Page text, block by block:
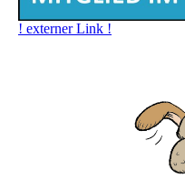
! externer Link !